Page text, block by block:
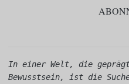
In einer Welt, die
Bewusstsein, ist die